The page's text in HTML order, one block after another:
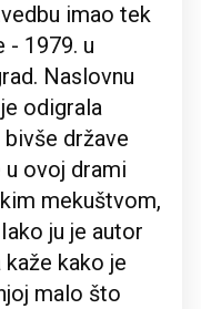
imao tek
- 1979. u
Naslovnu
odigrala
države
u ovoj drami
mekuštvom,
ju je autor
kako je
malo što